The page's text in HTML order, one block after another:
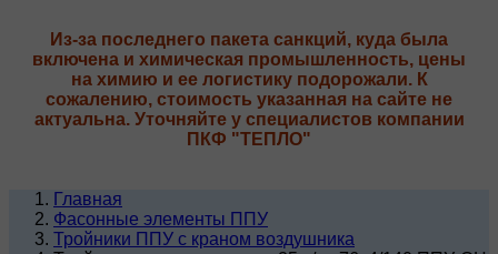
Из-за последнего пакета санкций, куда была
включена и химическая промышленность, цены
на химию и ее логистику подорожали. К
сожалению, стоимость указанная на сайте не
актуальна. Уточняйте у специалистов компании
ПКФ "ТЕПЛО"
Главная
Фасонные элементы ППУ
Тройники ППУ с краном воздушника